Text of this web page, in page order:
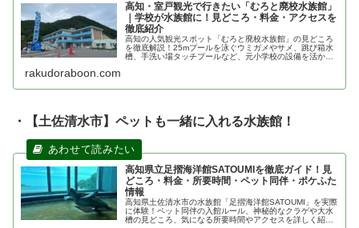
高知・室戸観光で行きたい「むろと廃校水族館」
｜学校が水族館に！見どころ・料金・アクセスを
徹底紹介
高知の人気観光スポット「むろと廃校水族館」の見どころ
を徹底解説！25mプールを泳ぐウミガメやサメ、跳び箱水
槽、手洗い場タッチプールなど、元小学校の設備を活かし
rakudoraboon.com
・【土佐清水市】ペットも一緒に入れる水族館！
高知県立足摺海洋館SATOUMIを徹底ガイド！見
どころ・料金・所要時間・ペット同伴・ポケふた
情報
高知県土佐清水市の水族館「足摺海洋館SATOUMI」を実際
に体験！ペット同伴の入館ルール、神秘的なクラゲや大水
槽の見どころ、気になる所要時間やアクセスを詳しく紹